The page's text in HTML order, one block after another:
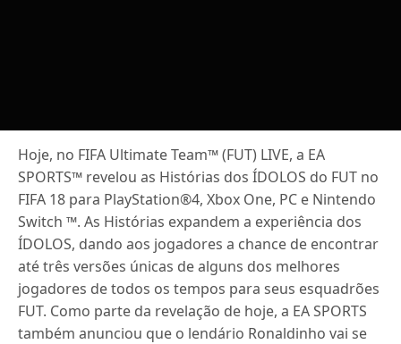
Hoje, no FIFA Ultimate Team™ (FUT) LIVE, a EA
SPORTS™ revelou as Histórias dos ÍDOLOS do FUT no
FIFA 18 para PlayStation®4, Xbox One, PC e Nintendo
Switch ™. As Histórias expandem a experiência dos
ÍDOLOS, dando aos jogadores a chance de encontrar
até três versões únicas de alguns dos melhores
jogadores de todos os tempos para seus esquadrões
FUT. Como parte da revelação de hoje, a EA SPORTS
também anunciou que o lendário Ronaldinho vai se